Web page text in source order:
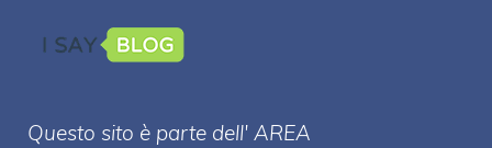
Questo sito è parte dell' AREA